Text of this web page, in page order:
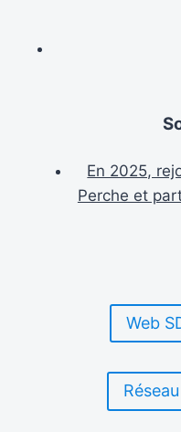
En 2025,
Perche et
Web